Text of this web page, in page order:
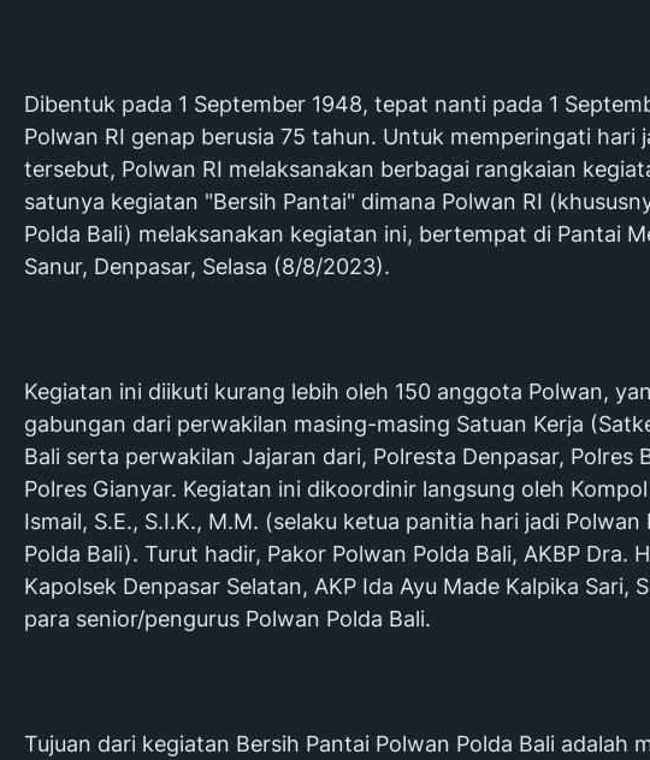
Dibentuk pada 1 September 1948, tepat nanti pada 1
Polwan RI genap berusia 75 tahun. Untuk memperingati hari
tersebut, Polwan RI melaksanakan berbagai rangkaian
satunya kegiatan "Bersih Pantai" dimana Polwan RI
Polda Bali) melaksanakan kegiatan ini, bertempat di Pantai
Sanur, Denpasar, Selasa (8/8/2023).
Kegiatan ini diikuti kurang lebih oleh 150 anggota Polwan,
gabungan dari perwakilan masing-masing Satuan Kerja
Bali serta perwakilan Jajaran dari, Polresta Denpasar, Polres
Polres Gianyar. Kegiatan ini dikoordinir langsung oleh
Ismail, S.E., S.I.K., M.M. (selaku ketua panitia hari jadi Polwan
Polda Bali). Turut hadir, Pakor Polwan Polda Bali, AKBP Dra.
Kapolsek Denpasar Selatan, AKP Ida Ayu Made Kalpika Sari,
para senior/pengurus Polwan Polda Bali.
Tujuan dari kegiatan Bersih Pantai Polwan Polda Bali adalah